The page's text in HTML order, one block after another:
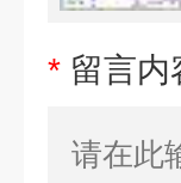
* 留言内